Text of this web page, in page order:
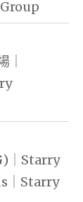
｜Starry
｜Starry